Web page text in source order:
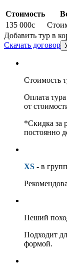
Стоимость
135 000c
Добавить тур в
Скачать договор
Стоимость
Оплата
от
*Скидка за
постоянно
XS - в
Пеший
Подходит
формой.